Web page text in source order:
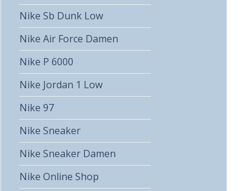
Nike Sb Dunk Low
Nike Air Force Damen
Nike P 6000
Nike Jordan 1 Low
Nike 97
Nike Sneaker
Nike Sneaker Damen
Nike Online Shop